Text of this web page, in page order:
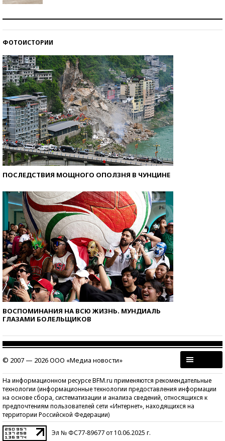
деньгами?
ФОТОИСТОРИИ
ПОСЛЕДСТВИЯ МОЩНОГО ОПОЛЗНЯ В ЧУНЦИНЕ
ВОСПОМИНАНИЯ НА ВСЮ ЖИЗНЬ. МУНДИАЛЬ
ГЛАЗАМИ БОЛЕЛЬЩИКОВ
© 2007 — 2026 ООО «Медиа новости»
На информационном ресурсе BFM.ru применяются рекомендательные
технологии (информационные технологии предоставления информации
на основе сбора, систематизации и анализа сведений, относящихся к
предпочтениям пользователей сети «Интернет», находящихся на
территории Российской Федерации)
Эл № ФС77-89677 от 10.06.2025 г.